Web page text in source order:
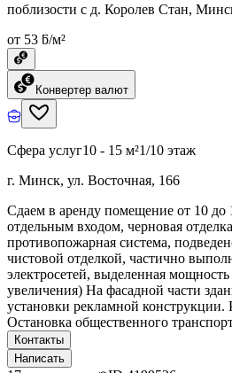
поблизости с д. Королев Стан,
от 53 ƃ/м²
Конвертер валют
Сфера услуг10 - 15 м²1/10 этаж
г. Минск, ул. Восточная, 166
Сдаем в аренду помещение от 10
отдельным входом, черновая
противопожарная система,
чистовой отделкой, частично
электросетей, выделенная
увеличения) На фасадной части
установки рекламной конструкции.
Остановка общественного
Контакты
Написать